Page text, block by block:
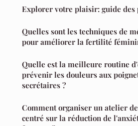
Explorer votre plaisir: guide des
Quelles sont les techniques de
pour améliorer la fertilité
Quelle est la meilleure routine
prévenir les douleurs aux
secrétaires ?
Comment organiser un atelier
centré sur la réduction de